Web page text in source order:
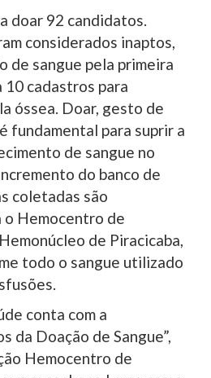
doar 92 candidatos.
considerados inaptos,
de sangue pela primeira
10 cadastros para
óssea. Doar, gesto de
fundamental para suprir a
de sangue no
do banco de
coletadas são
o Hemocentro de
de Piracicaba,
todo o sangue utilizado
conta com a
da Doação de Sangue”,
Hemocentro de